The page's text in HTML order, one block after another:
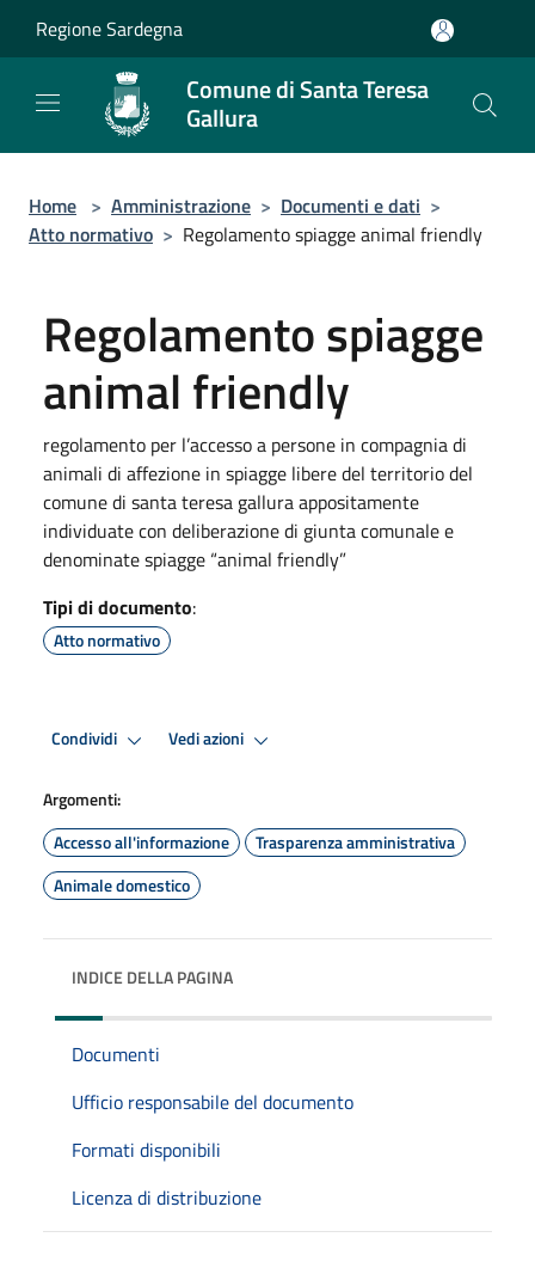
Regione Sardegna
Comune di Santa Teresa
Gallura
Home > Amministrazione > Documenti e dati >
Atto normativo > Regolamento spiagge animal friendly
Regolamento spiagge
animal friendly
regolamento per l’accesso a persone in compagnia di
animali di affezione in spiagge libere del territorio del
comune di santa teresa gallura appositamente
individuate con deliberazione di giunta comunale e
denominate spiagge “animal friendly”
Tipi di documento:
Atto normativo
Condividi Vedi azioni
Argomenti:
Accesso all'informazione
Trasparenza amministrativa
Animale domestico
INDICE DELLA PAGINA
Documenti
Ufficio responsabile del documento
Formati disponibili
Licenza di distribuzione